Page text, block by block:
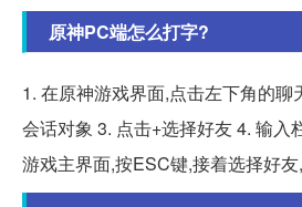
原神PC端怎么打字?
1. 在原神游戏界面,点击左下角的聊
会话对象 3. 点击+选择好友 4. 输入
游戏主界面,按ESC键,接着选择好友,